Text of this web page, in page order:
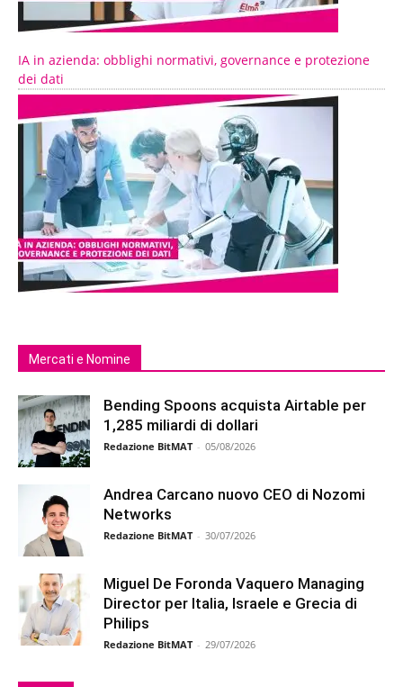
IA in azienda: obblighi normativi, governance e protezione
dei dati
Mercati e Nomine
Bending Spoons acquista Airtable per
1,285 miliardi di dollari
Redazione BitMAT - 05/08/2026
Andrea Carcano nuovo CEO di Nozomi
Networks
Redazione BitMAT - 30/07/2026
Miguel De Foronda Vaquero Managing
Director per Italia, Israele e Grecia di
Philips
Redazione BitMAT - 29/07/2026